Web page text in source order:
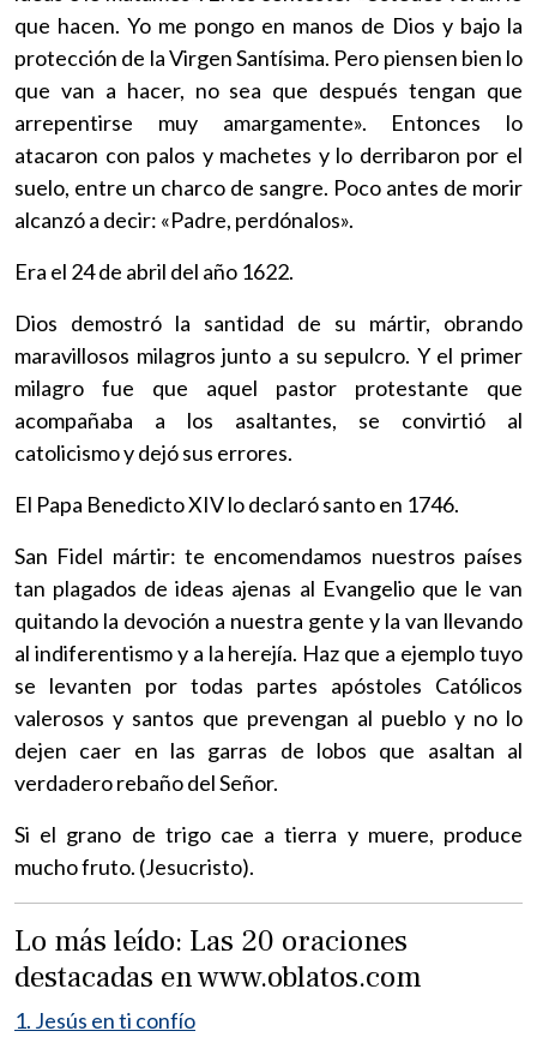
que hacen. Yo me pongo en manos de Dios y bajo la
protección de la Virgen Santísima. Pero piensen bien lo
que van a hacer, no sea que después tengan que
arrepentirse muy amargamente». Entonces lo
atacaron con palos y machetes y lo derribaron por el
suelo, entre un charco de sangre. Poco antes de morir
alcanzó a decir: «Padre, perdónalos».
Era el 24 de abril del año 1622.
Dios demostró la santidad de su mártir, obrando
maravillosos milagros junto a su sepulcro. Y el primer
milagro fue que aquel pastor protestante que
acompañaba a los asaltantes, se convirtió al
catolicismo y dejó sus errores.
El Papa Benedicto XIV lo declaró santo en 1746.
San Fidel mártir: te encomendamos nuestros países
tan plagados de ideas ajenas al Evangelio que le van
quitando la devoción a nuestra gente y la van llevando
al indiferentismo y a la herejía. Haz que a ejemplo tuyo
se levanten por todas partes apóstoles Católicos
valerosos y santos que prevengan al pueblo y no lo
dejen caer en las garras de lobos que asaltan al
verdadero rebaño del Señor.
Si el grano de trigo cae a tierra y muere, produce
mucho fruto. (Jesucristo).
Lo más leído: Las 20 oraciones
destacadas en www.oblatos.com
1. Jesús en ti confío